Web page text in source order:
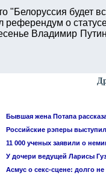
"Белоруссия будет
о
Владимир
Бывшая жена Потапа
Российские рэперы
11 000 ученых заявили о
У дочери ведущей Ларисы
Асмус о секс-сцене: долго